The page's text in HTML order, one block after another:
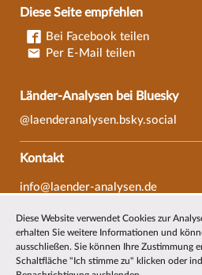
Diese Seite empfehlen
Bei Facebook teilen
Per E-Mail teilen
Länder-Analysen bei Bluesky
@laenderanalysen.bsky.social
Kontakt
info@laender-analysen.de
Fax: 0421/218-69607
Redaktionen
Diese Website verwendet Cookies zur
erhalten Sie weitere Informationen und
ausschließen. Sie können Ihre Zustimmung
Schaltfläche "Ich stimme zu" klicken oder